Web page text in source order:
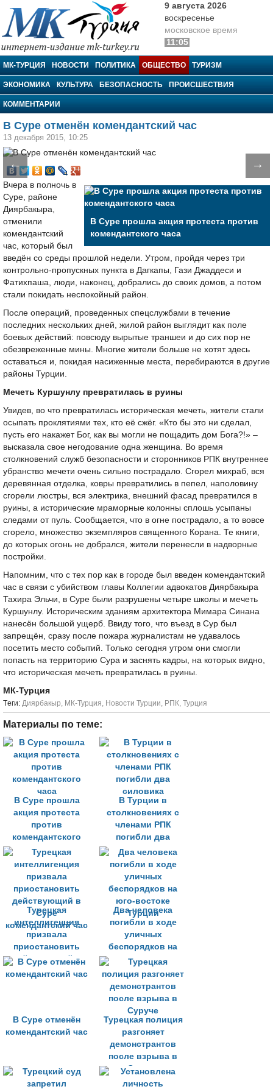
МК-Турция
9 августа 2026
воскресенье
московское время
11:05
МК-ТУРЦИЯ НОВОСТИ ПОЛИТИКА ОБЩЕСТВО ТУРИЗМ
ЭКОНОМИКА КУЛЬТУРА БЕЗОПАСНОСТЬ ПРОИСШЕСТВИЯ
КОММЕНТАРИИ
В Суре отменён комендантский час
13 декабря 2015, 10:25
← →
В Суре прошла акция протеста против
комендантского часа
Вчера в полночь в
Суре, районе
Диярбакыра,
отменили
комендантский
час, который был
введён со среды прошлой недели. Утром, пройдя через три
контрольно-пропускных пункта в Дагкапы, Гази Джаддеси и
Фатихпаша, люди, наконец, добрались до своих домов, а потом
стали покидать неспокойный район.
После операций, проведенных спецслужбами в течение
последних нескольких дней, жилой район выглядит как поле
боевых действий: повсюду вырытые траншеи и до сих пор не
обезвреженные мины. Многие жители больше не хотят здесь
оставаться и, покидая насиженные места, перебираются в другие
районы Турции.
Мечеть Куршунлу превратилась в руины
Увидев, во что превратилась историческая мечеть, жители стали
осыпать проклятиями тех, кто её сжёг. «Кто бы это ни сделал,
пусть его накажет Бог, как вы могли не пощадить дом Бога?!» –
высказала свое негодование одна женщина. Во время
столкновений служб безопасности и сторонников РПК внутреннее
убранство мечети очень сильно пострадало. Сгорел михраб, вся
деревянная отделка, ковры превратились в пепел, наполовину
сгорели люстры, вся электрика, внешний фасад превратился в
руины, а исторические мраморные колонны сплошь усыпаны
следами от пуль. Сообщается, что в огне пострадало, а то вовсе
сгорело, множество экземпляров священного Корана. Те книги,
до которых огонь не добрался, жители перенесли в надворные
постройки.
Напомним, что с тех пор как в городе был введен комендантский
час в связи с убийством главы Коллегии адвокатов Диярбакыра
Тахира Эльчи, в Суре были разрушены четыре школы и мечеть
Куршунлу. Историческим зданиям архитектора Мимара Синана
нанесён большой ущерб. Ввиду того, что въезд в Сур был
запрещён, сразу после пожара журналистам не удавалось
посетить место событий. Только сегодня утром они смогли
попасть на территорию Сура и заснять кадры, на которых видно,
что историческая мечеть превратилась в руины.
МК-Турция
Tеги: Диярбакыр, МК-Турция, Новости Турции, РПК, Турция
Материалы по теме:
В Суре прошла
акция протеста
против
комендантского
часа
В Турции в
столкновениях с
членами РПК
погибли два
силовика
Турецкая
интеллигенция
призвала
приостановить
действующий в
Суре
Два человека
погибли в ходе
уличных
беспорядков на
юго-востоке
Турции
В Суре отменён
комендантский час
Турецкая полиция
разгоняет
демонстрантов
после взрыва в
Суруче